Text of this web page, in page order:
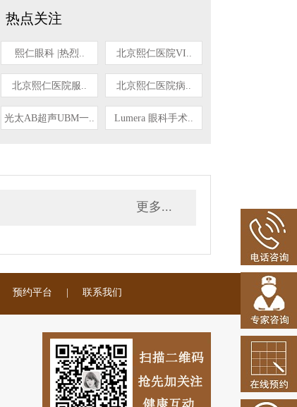
热点关注
熙仁眼科 |热烈.. 北京熙仁医院VI..
北京熙仁医院服.. 北京熙仁医院病..
光太AB超声UBM一.. Lumera 眼科手术..
更多...
预约平台 | 联系我们